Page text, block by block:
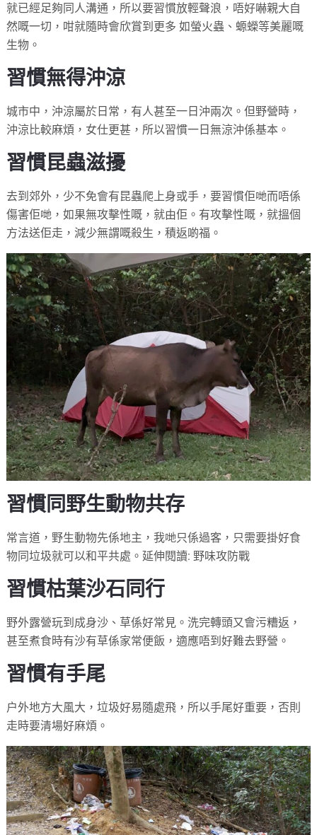
就已經足夠同人溝通，所以要習慣放輕聲浪，唔好嚇親大自
然嘅一切，咁就隨時會欣賞到更多 如螢火蟲、螈蠑等美麗嘅
生物。
習慣無得沖涼
城市中，沖涼屬於日常，有人甚至一日沖兩次。但野營時，
沖涼比較麻煩，女仕更甚，所以習慣一日無涼沖係基本。
習慣昆蟲滋擾
去到郊外，少不免會有昆蟲爬上身或手，要習慣佢哋而唔係
傷害佢哋，如果無攻擊性嘅，就由佢。有攻擊性嘅，就搵個
方法送佢走，減少無謂嘅殺生，積返啲福。
習慣同野生動物共存
常言道，野生動物先係地主，我哋只係過客，只需要掛好食
物同垃圾就可以和平共處。延伸閱讀: 野味攻防戰
習慣枯葉沙石同行
野外露營玩到成身沙、草係好常見。洗完轉頭又會污糟返，
甚至煮食時有沙有草係家常便飯，適應唔到好難去野營。
習慣有手尾
户外地方大風大，垃圾好易隨處飛，所以手尾好重要，否則
走時要清場好麻煩。